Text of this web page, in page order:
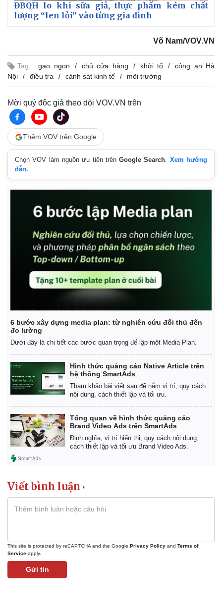
Khởi nghiệp
Thị trường
Tỷ giá
Chứng khoán
Giá cà phê
ĐBQH lo khi sữa giả, thực phẩm kém chất
lượng “len lỏi” vào từng gia đình
Võ Nam/VOV.VN
Tag: gạo ngon chủ cửa hàng khởi tố
công an Hà
Nội
điều tra cảnh sát kinh tế môi trường
Mời quý độc giả theo dõi VOV.VN trên
Thêm VOV trên Google
Chọn VOV làm nguồn ưu tiên trênGoogle Search. Xem hướng
dẫn.
6 bước xây dựng media plan: từ nghiên cứu đối thủ đến
đo lường
Dưới đây là chi tiết các bước quan trọng để lập một Media Plan.
Hình thức quảng cáo Native Article trên
hệ thống SmartAds
Tham khảo bài viết sau để nắm vị trí, quy cách
nội dung, cách thiết lập và tối ưu.
Tổng quan về hình thức quảng cáo
Brand Video Ads trên SmartAds
Định nghĩa, vị trí hiển thị, quy cách nội dung,
cách thiết lập và tối ưu Brand Video Ads.
Viết bình luận
This site is protected by reCAPTCHA and the Google Privacy Policy and Terms of
Service apply.
Gửi tin